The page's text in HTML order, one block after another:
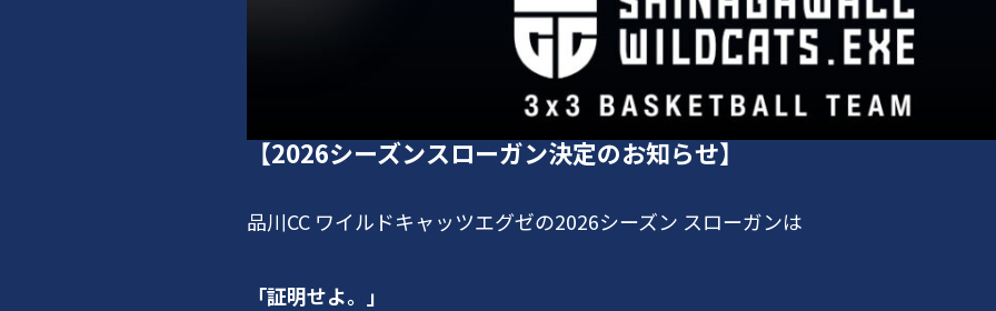
【2026シーズンスローガン決定のお知らせ】
品川CC ワイルドキャッツエグゼの2026シーズン スローガンは
「証明せよ。」